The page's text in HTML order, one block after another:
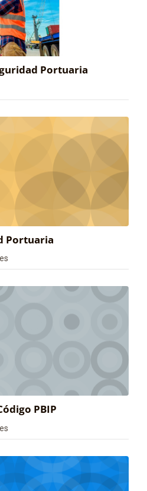
Portuaria
Portuaria
PBIP